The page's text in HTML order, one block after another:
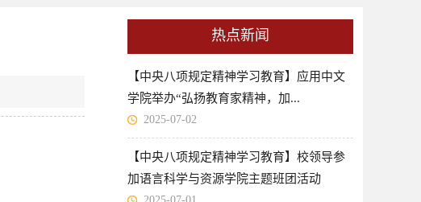
热点新闻
【中央八项规定精神学习教育】应用中文
学院举办“弘扬教育家精神，加...
2025-07-02
【中央八项规定精神学习教育】校领导参
加语言科学与资源学院主题班团活动